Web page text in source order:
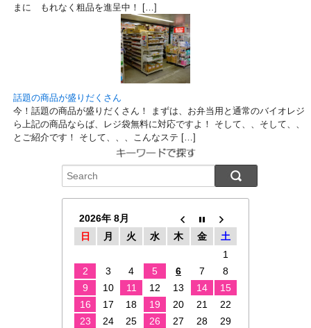
まに もれなく粗品を進呈中！ […]
話題の商品が盛りだくさん
今！話題の商品が盛りだくさん！ まずは、お弁当用と通常のバイオレジ
ら上記の商品ならば、レジ袋無料に対応ですよ！ そして、、そして、、
とご紹介です！ そして、、、こんなステ […]
2026年 8月
日
月 火 水 木 金
土
1
2
3 4 5 6 7
8
9
10 11 12 13 14
15
16
17 18 19 20 21
22
23
24 25 26 27 28
29